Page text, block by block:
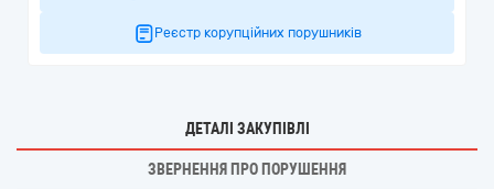
Реєстр корупційних порушників
ДЕТАЛІ ЗАКУПІВЛІ
ЗВЕРНЕННЯ ПРО ПОРУШЕННЯ